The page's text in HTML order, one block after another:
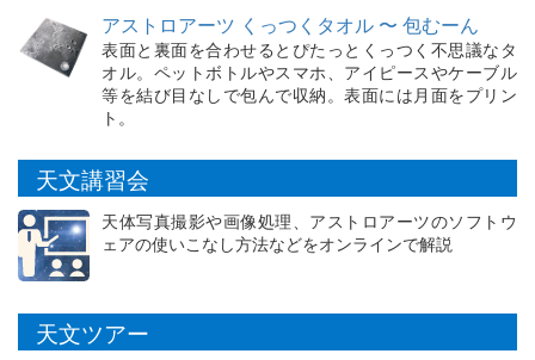
アストロアーツ くっつくタオル 〜 包むーん
表面と裏面を合わせるとぴたっとくっつく不思議なタ
オル。ペットボトルやスマホ、アイピースやケーブル
等を結び目なしで包んで収納。表面には月面をプリン
ト。
天文講習会
天体写真撮影や画像処理、アストロアーツのソフトウ
ェアの使いこなし方法などをオンラインで解説
天文ツアー